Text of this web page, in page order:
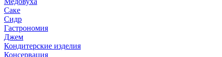
Саке
Сидр
Гастрономия
Джем
Кондитерские изделия
Консервация